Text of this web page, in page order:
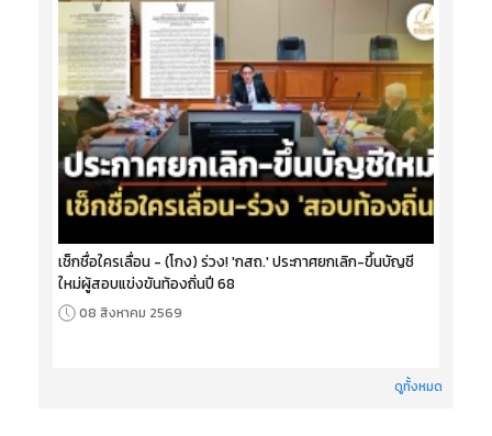
เช็กชื่อใครเลื่อน - (โกง) ร่วง! 'กสถ.' ประกาศยกเลิก-ขึ้นบัญชี
ใหม่ผู้สอบแข่งขันท้องถิ่นปี 68
08 สิงหาคม 2569
ดูทั้งหมด